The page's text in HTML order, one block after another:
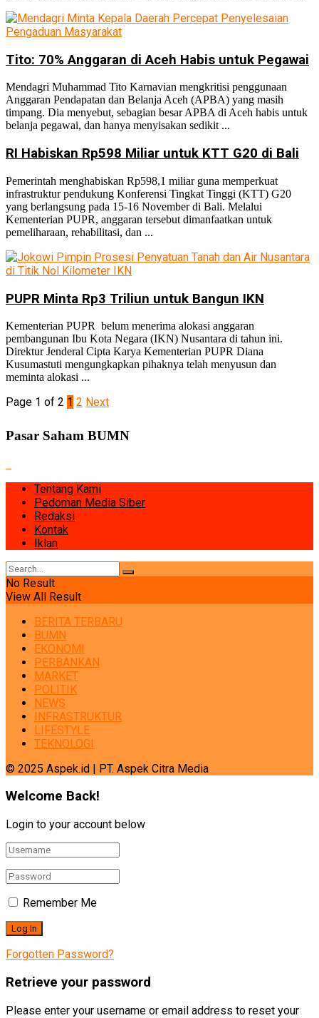
Tito: 70% Anggaran di Aceh Habis untuk Pegawai
Mendagri Muhammad Tito Karnavian mengkritisi penggunaan
Anggaran Pendapatan dan Belanja Aceh (APBA) yang masih
timpang. Dia menyebut, sebagian besar APBA di Aceh habis untuk
belanja pegawai, dan hanya menyisakan sedikit ...
RI Habiskan Rp598 Miliar untuk KTT G20 di Bali
Pemerintah menghabiskan Rp598,1 miliar guna memperkuat
infrastruktur pendukung Konferensi Tingkat Tinggi (KTT) G20
yang berlangsung pada 15-16 November di Bali. Melalui
Kementerian PUPR, anggaran tersebut dimanfaatkan untuk
pemeliharaan, rehabilitasi, dan ...
PUPR Minta Rp3 Triliun untuk Bangun IKN
Kementerian PUPR belum menerima alokasi anggaran
pembangunan Ibu Kota Negara (IKN) Nusantara di tahun ini.
Direktur Jenderal Cipta Karya Kementerian PUPR Diana
Kusumastuti mengungkapkan pihaknya telah menyusun dan
meminta alokasi ...
Page 1 of 2 1 2 Next
Pasar Saham BUMN
Tentang Kami
Pedoman Media Siber
Redaksi
Kontak
Iklan
No Result
View All Result
BERITA TERBARU
BUMN
EKONOMI
PERBANKAN
MARKET
POLITIK
NEWS
INFRASTRUKTUR
LIFESTYLE
TEKNOLOGI
© 2025 Aspek.id | PT. Aspek Citra Media
Welcome Back!
Login to your account below
Remember Me
Forgotten Password?
Retrieve your password
Please enter your username or email address to reset your